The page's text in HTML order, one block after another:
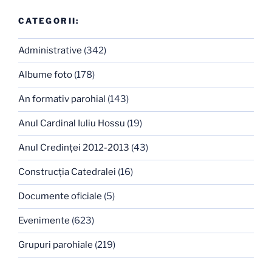
CATEGORII:
Administrative (342)
Albume foto (178)
An formativ parohial (143)
Anul Cardinal Iuliu Hossu (19)
Anul Credinţei 2012-2013 (43)
Construcţia Catedralei (16)
Documente oficiale (5)
Evenimente (623)
Grupuri parohiale (219)